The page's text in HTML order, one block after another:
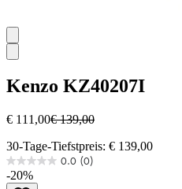
Kenzo KZ40207I
€ 111,00€ 139,00
30-Tage-Tiefstpreis: € 139,00
0.0 (0)
0.0
von
-20%